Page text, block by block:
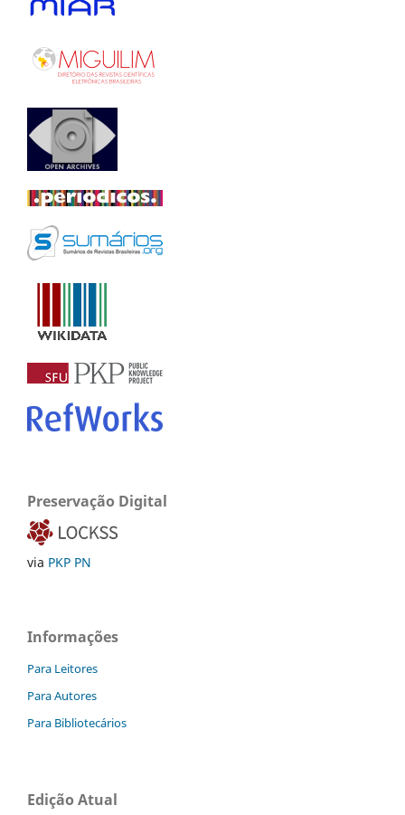
Preservação Digital
via PKP PN
Informações
Para Leitores
Para Autores
Para Bibliotecários
Edição Atual